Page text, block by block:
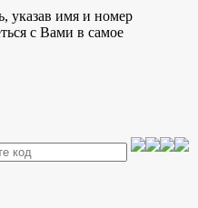
указав имя и номер
с Вами в самое